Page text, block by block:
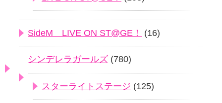
SideM LIVE ON ST@GE！ (16)
シンデレラガールズ (780)
スターライトステージ (125)